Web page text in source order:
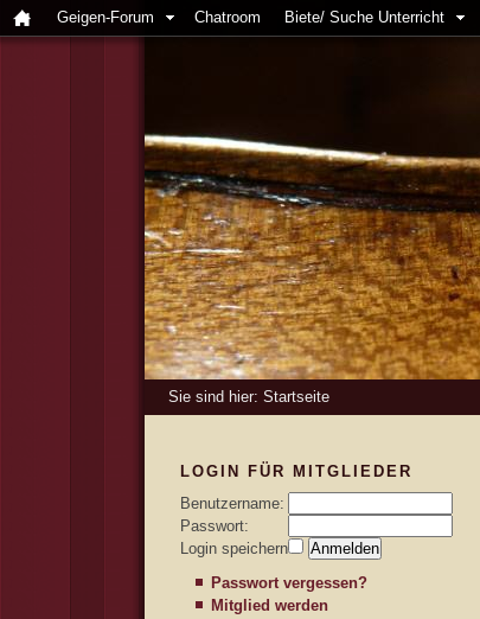
Geigen-Forum Chatroom Biete/ Suche Unterricht
Sie sind hier: Startseite
LOGIN FÜR MITGLIEDER
Benutzername:
Passwort:
Login speichern
Passwort vergessen?
Mitglied werden